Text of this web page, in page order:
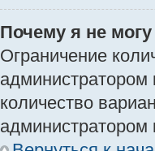
Почему я не
Ограничение
количество